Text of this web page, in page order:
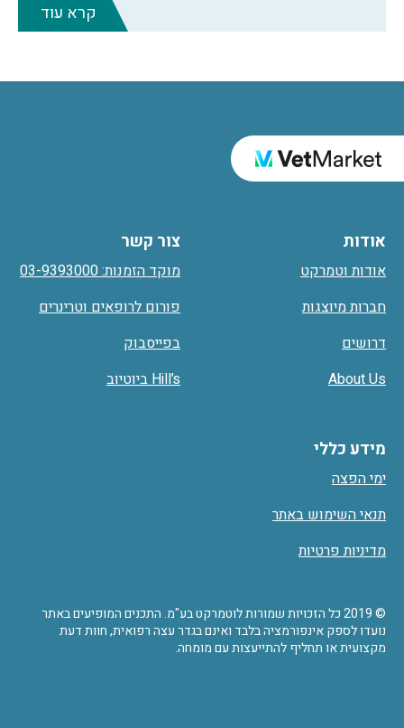
קרא עוד
אודות
אודות וטמרקט
חברות מיוצגות
דרושים
About Us
מידע כללי
ימי הפצה
תנאי השימוש באתר
מדיניות פרטיות
צור קשר
מוקד הזמנות: 03-9393000
פורום לרופאים וטרינרים
בפייסבוק
Hill’s ביוטיוב
© 2019 כל הזכויות שמורות לוטמרקט בע"מ. התכנים המופיעים באתר
נועדו לספק אינפורמציה בלבד ואינם בגדר עצה רפואית, חוות דעת
מקצועית או תחליף להתייעצות עם מומחה.